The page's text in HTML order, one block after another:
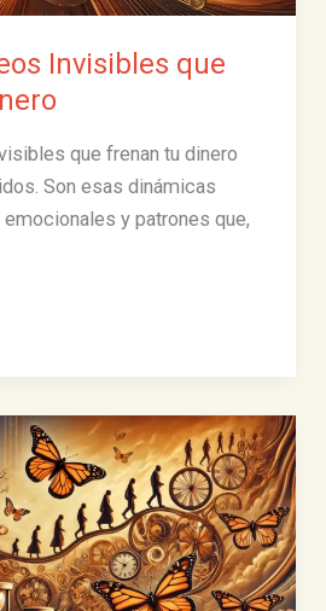
Invisibles que
que frenan tu dinero
Son esas dinámicas
y patrones que,